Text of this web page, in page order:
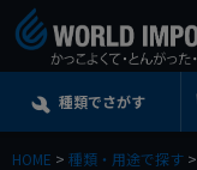
種類でさがす
HOME 種類・用途で探す